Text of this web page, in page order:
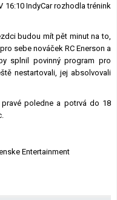
16:10 IndyCar rozhodla trénink
budou mít pět minut na to,
sebe nováček RC Enerson a
splnil povinný program pro
nestartovali, jej absolvovali
poledne a potrvá do 18
Entertainment